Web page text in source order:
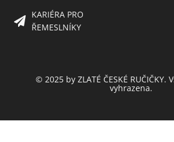
KARIÉRA PRO
ŘEMESLNÍKY
© 2025 by ZLATÉ ČESKÉ RUČIČKY.
vyhrazena.